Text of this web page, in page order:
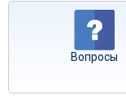
Вопросы